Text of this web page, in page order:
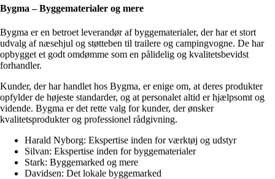
Bygma – Byggematerialer og mere
Bygma er en betroet leverandør af byggematerialer, der har et stort
udvalg af næsehjul og støtteben til trailere og campingvogne. De har
opbygget et godt omdømme som en pålidelig og kvalitetsbevidst
forhandler.
Kunder, der har handlet hos Bygma, er enige om, at deres produkter
opfylder de højeste standarder, og at personalet altid er hjælpsomt og
vidende. Bygma er det rette valg for kunder, der ønsker
kvalitetsprodukter og professionel rådgivning.
Harald Nyborg: Ekspertise inden for værktøj og udstyr
Silvan: Ekspertise inden for byggematerialer
Stark: Byggemarked og mere
Davidsen: Det lokale byggemarked